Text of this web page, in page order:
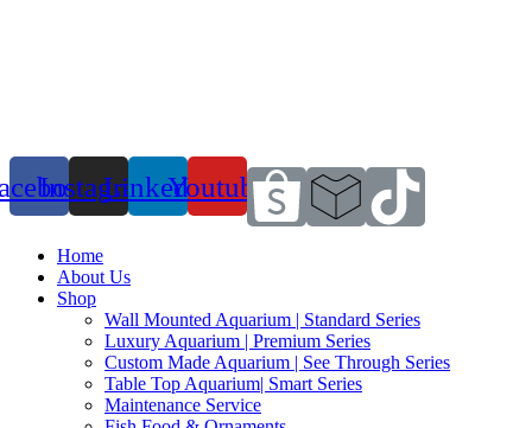
InstagramLinkedinYoutube
Home
About Us
Shop
Wall Mounted Aquarium | Standard Series
Luxury Aquarium | Premium Series
Custom Made Aquarium | See Through Series
Table Top Aquarium| Smart Series
Maintenance Service